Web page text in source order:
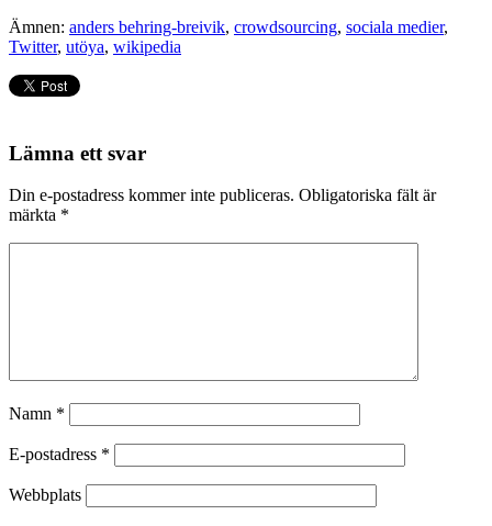
Ämnen: anders behring-breivik, crowdsourcing, sociala medier,
Twitter, utöya, wikipedia
Lämna ett svar
Din e-postadress kommer inte publiceras. Obligatoriska fält är
märkta *
Namn *
E-postadress *
Webbplats